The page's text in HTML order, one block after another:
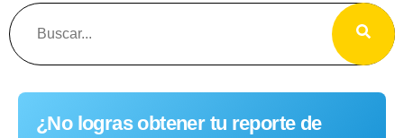
¿No logras obtener tu reporte de